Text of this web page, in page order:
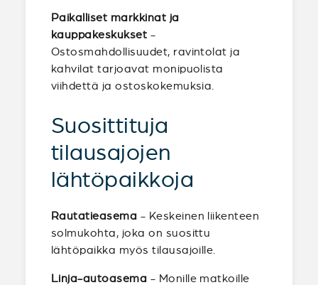
Paikalliset markkinat ja
kauppakeskukset -
Ostosmahdollisuudet, ravintolat ja
kahvilat tarjoavat monipuolista
viihdettä ja ostoskokemuksia.
Suosittituja
tilausajojen
lähtöpaikkoja
Rautatieasema - Keskeinen liikenteen
solmukohta, joka on suosittu
lähtöpaikka myös tilausajoille.
Linja-autoasema - Monille matkoille